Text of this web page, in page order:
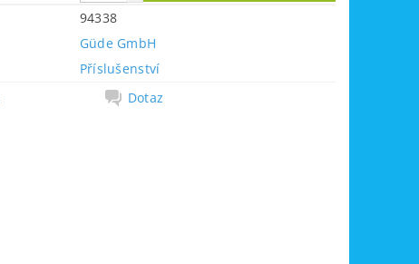
94338
Güde GmbH
Příslušenství
Dotaz